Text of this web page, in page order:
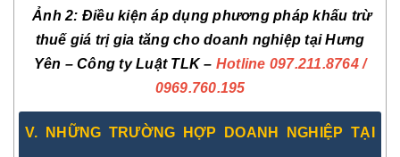
Ảnh 2: Điều kiện áp dụng phương pháp khấu trừ
thuế giá trị gia tăng cho doanh nghiệp tại Hưng
Yên – Công ty Luật TLK – Hotline 097.211.8764/
0969.760.195
V. NHỮNG TRƯỜNG HỢP DOANH NGHIỆP TẠI